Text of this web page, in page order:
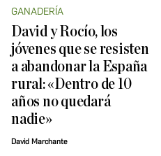
GANADERÍA
David y Rocío, los
jóvenes que se resisten
a abandonar la España
rural: «Dentro de 10
años no quedará
nadie»
David Marchante